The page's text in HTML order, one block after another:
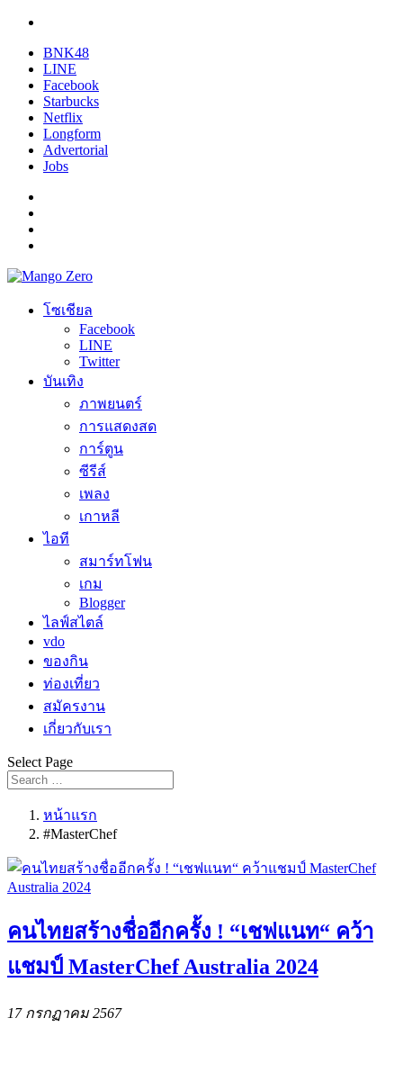
BNK48
LINE
Facebook
Starbucks
Netflix
Longform
Advertorial
Jobs
โซเชียล
Facebook
LINE
Twitter
บันเทิง
ภาพยนตร์
การแสดงสด
การ์ตูน
ซีรีส์
เพลง
เกาหลี
ไอที
สมาร์ทโฟน
เกม
Blogger
ไลฟ์สไตล์
vdo
ของกิน
ท่องเที่ยว
สมัครงาน
เกี่ยวกับเรา
Select Page
หน้าแรก
#MasterChef
คนไทยสร้างชื่ออีกครั้ง ! “เชฟแนท“ คว้า
แชมป์ MasterChef Australia 2024
17 กรกฏาคม 2567